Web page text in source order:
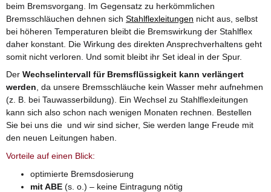
beim Bremsvorgang. Im Gegensatz zu herkömmlichen
Bremsschläuchen dehnen sich Stahlflexleitungen nicht aus, selbst
bei höheren Temperaturen bleibt die Bremswirkung der Stahlflex
daher konstant. Die Wirkung des direkten Ansprechverhaltens geht
somit nicht verloren. Und somit bleibt ihr Set ideal in der Spur.
Der Wechselintervall für Bremsflüssigkeit kann verlängert
werden, da unsere Bremsschläuche kein Wasser mehr aufnehmen
(z. B. bei Tauwasserbildung). Ein Wechsel zu Stahlflexleitungen
kann sich also schon nach wenigen Monaten rechnen. Bestellen
Sie bei uns die und wir sind sicher, Sie werden lange Freude mit
den neuen Leitungen haben.
Vorteile auf einen Blick:
optimierte Bremsdosierung
mit ABE (s. o.) – keine Eintragung nötig